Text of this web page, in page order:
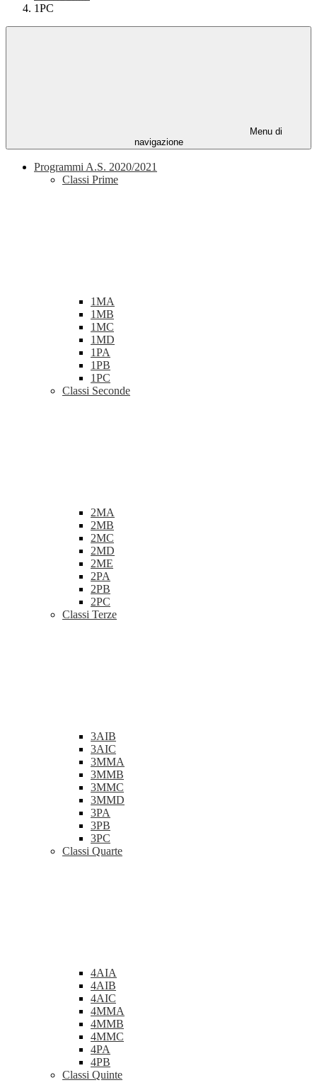
1PC
Menu di
navigazione
Programmi A.S. 2020/2021
Classi Prime
1MA
1MB
1MC
1MD
1PA
1PB
1PC
Classi Seconde
2MA
2MB
2MC
2MD
2ME
2PA
2PB
2PC
Classi Terze
3AIB
3AIC
3MMA
3MMB
3MMC
3MMD
3PA
3PB
3PC
Classi Quarte
4AIA
4AIB
4AIC
4MMA
4MMB
4MMC
4PA
4PB
Classi Quinte